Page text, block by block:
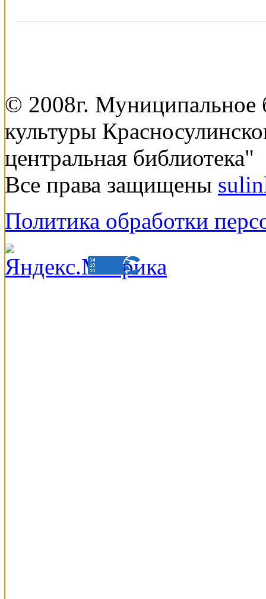
© 2008г. Муниципальное
культуры
центральная библиотека"
Все права защищены
Политика обработки